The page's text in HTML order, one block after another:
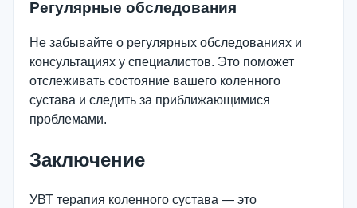
Регулярные обследования
Не забывайте о регулярных обследованиях и
консультациях у специалистов. Это поможет
отслеживать состояние вашего коленного
сустава и следить за приближающимися
проблемами.
Заключение
УВТ терапия коленного сустава — это